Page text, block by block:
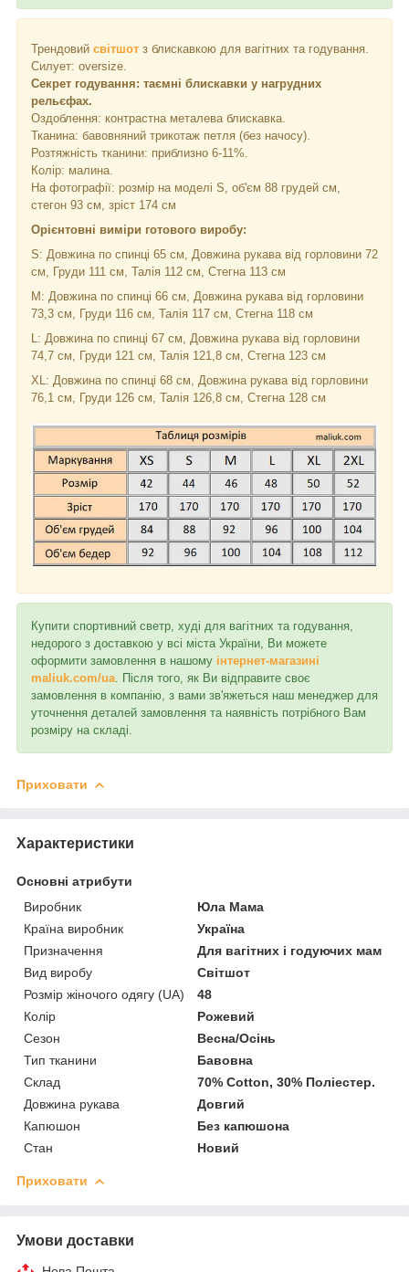
Трендовий світшот з блискавкою для вагітних та годування.
Силует: oversize.
Секрет годування: таємні блискавки у нагрудних
рельєфах.
Оздоблення: контрастна металева блискавка.
Тканина: бавовняний трикотаж петля (без начосу).
Розтяжність тканини: приблизно 6-11%.
Колір: малина.
На фотографії: розмір на моделі S, об'єм 88 грудей см,
стегон 93 см, зріст 174 см
Орієнтовні виміри готового виробу:
S: Довжина по спинці 65 см, Довжина рукава від горловини 72
см, Груди 111 см, Талія 112 см, Стегна 113 см
M: Довжина по спинці 66 см, Довжина рукава від горловини
73,3 см, Груди 116 см, Талія 117 см, Стегна 118 см
L: Довжина по спинці 67 см, Довжина рукава від горловини
74,7 см, Груди 121 см, Талія 121,8 см, Стегна 123 см
XL: Довжина по спинці 68 см, Довжина рукава від горловини
76,1 см, Груди 126 см, Талія 126,8 см, Стегна 128 см
Купити спортивний светр, худі для вагітних та годування,
недорого з доставкою у всі міста України, Ви можете
оформити замовлення в нашому інтернет-магазині
maliuk.com/ua. Після того, як Ви відправите своє
замовлення в компанію, з вами зв'яжеться наш менеджер для
уточнення деталей замовлення та наявність потрібного Вам
розміру на складі.
Приховати
Характеристики
Основні атрибути
Виробник
Юла Мама
Країна виробник
Україна
Призначення
Для вагітних і годуючих мам
Вид виробу
Світшот
Розмір жіночого одягу (UA)
48
Колір
Рожевий
Сезон
Весна/Осінь
Тип тканини
Бавовна
Склад
70% Cotton, 30% Поліестер.
Довжина рукава
Довгий
Капюшон
Без капюшона
Стан
Новий
Приховати
Умови доставки